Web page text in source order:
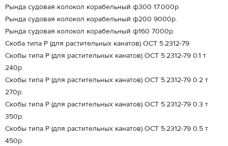
Рында судовая колокол корабельный ф300 17.000р
Рында судовая колокол корабельный ф200 9000р.
Рында судовая колокол корабельный ф160 7000р.
Скоба типа Р (для растительных канатов) ОСТ 5.2312-79
Скобы типа Р (для растительных канатов) ОСТ 5.2312-79 0.1 т
240р.
Скобы типа Р (для растительных канатов) ОСТ 5.2312-79 0.2 т
270р.
Скобы типа Р (для растительных канатов) ОСТ 5.2312-79 0.3 т
350р.
Скобы типа Р (для растительных канатов) ОСТ 5.2312-79 0.5 т
450р.